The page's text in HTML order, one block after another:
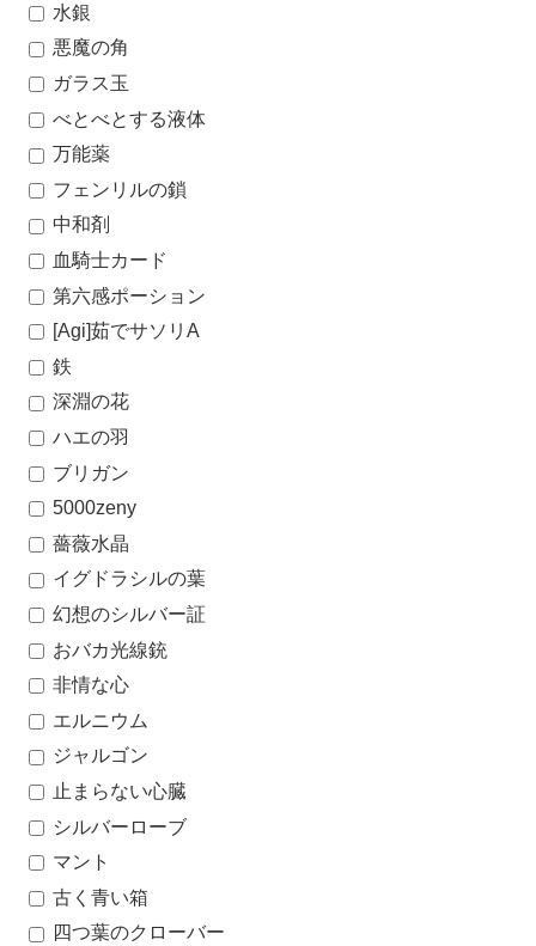
水銀
悪魔の角
ガラス玉
べとべとする液体
万能薬
フェンリルの鎖
中和剤
血騎士カード
第六感ポーション
[Agi]茹でサソリA
鉄
深淵の花
ハエの羽
ブリガン
5000zeny
薔薇水晶
イグドラシルの葉
幻想のシルバー証
おバカ光線銃
非情な心
エルニウム
ジャルゴン
止まらない心臓
シルバーローブ
マント
古く青い箱
四つ葉のクローバー